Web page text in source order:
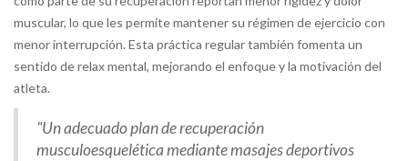
muscular, lo que les permite mantener su régimen de ejercicio con
menor interrupción. Esta práctica regular también fomenta un
sentido de relax mental, mejorando el enfoque y la motivación del
atleta.
"Un adecuado plan de recuperación
musculoesquelética mediante masajes deportivos